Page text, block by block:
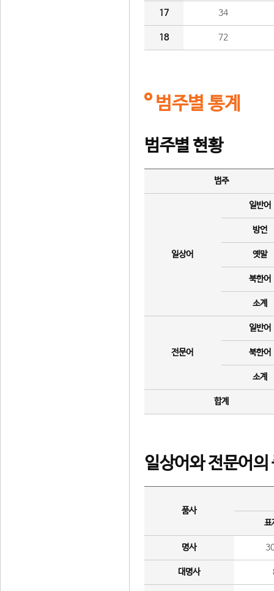
17 34
18 72
범주별 통계
범주별 현황
범주
일상어
일반어
방언
옛말
북한어
소계
전문어
일반어
북한어
소계
합계
일상어와 전문어의
품사
표
명사
대명사